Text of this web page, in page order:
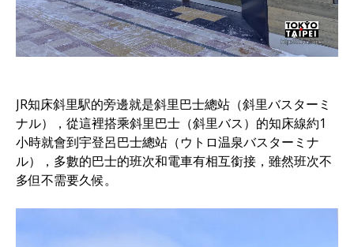
JR知床斜里駅的旁邊就是斜里巴士總站（斜里バスターミ
ナル），從這裡搭乘斜里巴士（斜里バス）的知床線約1
小時就會到宇登呂巴士總站（ウトロ温泉バスターミナ
ル），多數的巴士的班次和電車有相互銜接，雖然班次不
多但不需要久候。